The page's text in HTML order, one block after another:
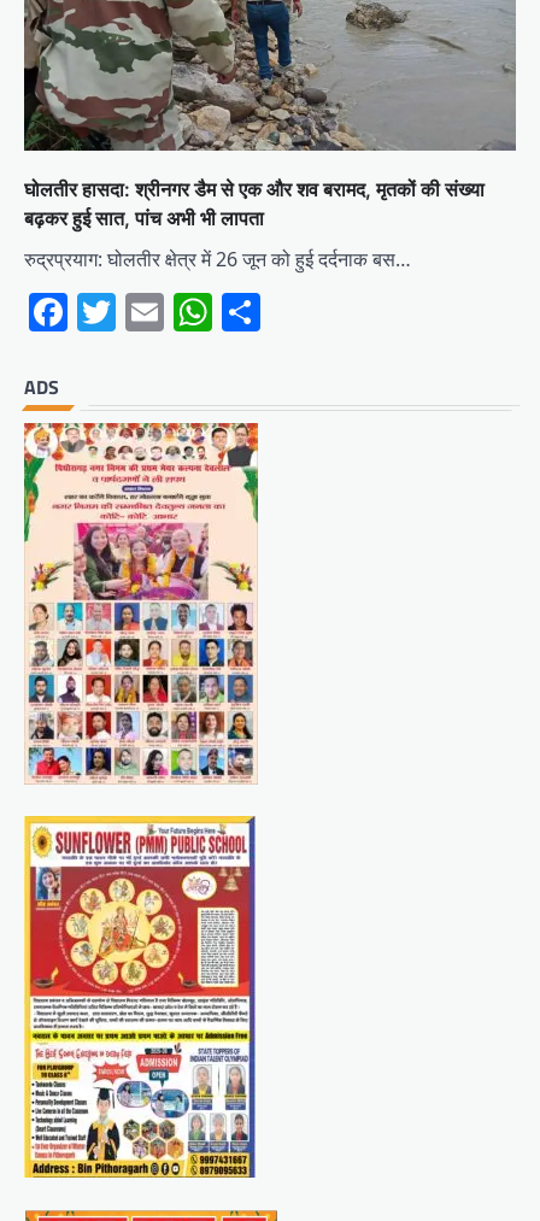
घोलतीर हासदा: श्रीनगर डैम से एक और शव बरामद, मृतकों की संख्या
बढ़कर हुई सात, पांच अभी भी लापता
रुद्रप्रयाग: घोलतीर क्षेत्र में 26 जून को हुई दर्दनाक बस…
Facebook
Twitter
EmailWhatsApp
ADS